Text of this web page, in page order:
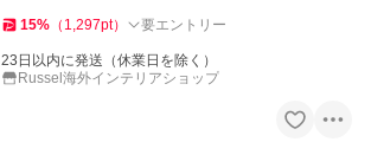
15% （ 1,297pt） 要エントリー
23日以内に発送（休業日を除く）
Russel海外インテリアショップ